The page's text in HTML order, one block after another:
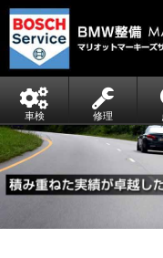
車検 修理